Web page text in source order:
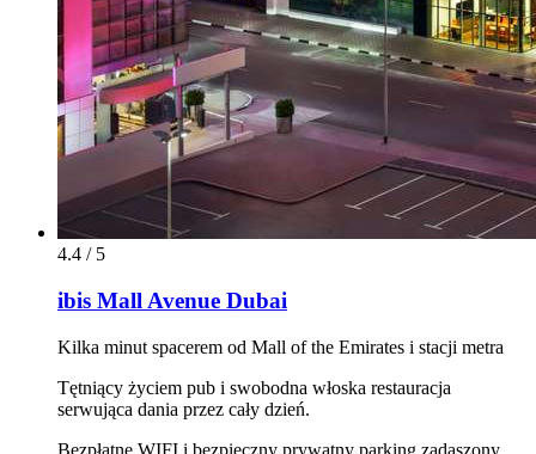
4.4 / 5
ibis Mall Avenue Dubai
Kilka minut spacerem od Mall of the Emirates i stacji metra
Tętniący życiem pub i swobodna włoska restauracja
serwująca dania przez cały dzień.
Bezpłatne WIFI i bezpieczny prywatny parking zadaszony